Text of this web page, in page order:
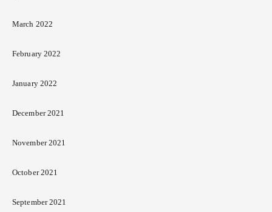
March 2022
February 2022
January 2022
December 2021
November 2021
October 2021
September 2021